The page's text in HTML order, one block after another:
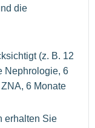
die
(z. B. 12
Nephrologie, 6
6 Monate
erhalten Sie